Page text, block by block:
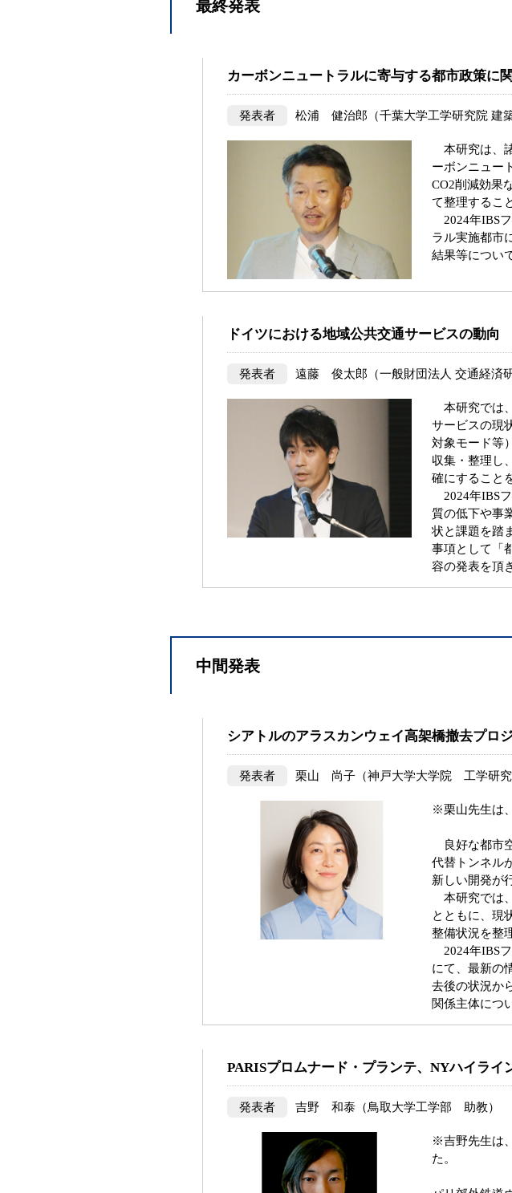
最終発表
カーボンニュートラルに寄与する都市政策に
発表者 松浦 健治郎（千葉大学工学研究院 建
本研究は、
ーボンニュー
CO2削減効果
て整理するこ
2024年IBSフ
ラル実施都市
結果等につい
ドイツにおける地域公共交通サービスの動向
発表者 遠藤 俊太郎（一般財団法人 交通経済
本研究では
サービスの現
対象モード等
収集・整理し
確にすること
2024年IBS
質の低下や事
状と課題を踏
事項として「
容の発表を頂
中間発表
シアトルのアラスカンウェイ高架橋撤去プロ
発表者 栗山 尚子（神戸大学大学院 工学研究
※栗山先生は
良好な都市
代替トンネル
新しい開発が
本研究では
とともに、現
整備状況を整
2024年IBS
にて、最新の
去後の状況か
関係主体につ
PARISプロムナード・プランテ、NYハイラ
発表者 吉野 和泰（鳥取大学工学部 助教）
※吉野先生は
た。